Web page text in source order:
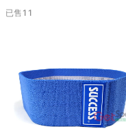
已售 11